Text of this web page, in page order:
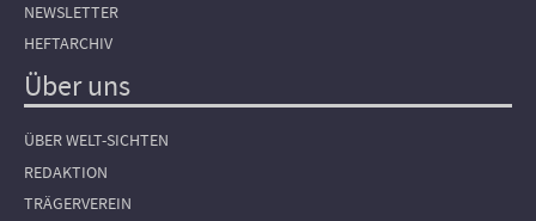
NEWSLETTER
HEFTARCHIV
Über uns
ÜBER WELT-SICHTEN
REDAKTION
TRÄGERVEREIN